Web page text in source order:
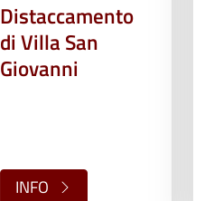
Distaccamento
di Villa San
Giovanni
INFO